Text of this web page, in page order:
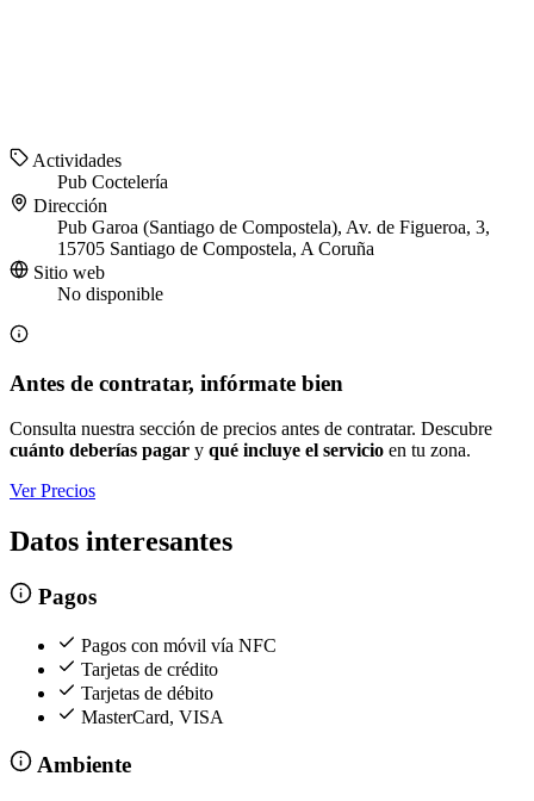
Actividades
Pub Coctelería
Dirección
Pub Garoa (Santiago de Compostela), Av. de Figueroa, 3,
15705 Santiago de Compostela, A Coruña
Sitio web
No disponible
Antes de contratar, infórmate bien
Consulta nuestra sección de precios antes de contratar. Descubre
cuánto deberías pagar y qué incluye el servicio en tu zona.
Ver Precios
Datos interesantes
Pagos
Pagos con móvil vía NFC
Tarjetas de crédito
Tarjetas de débito
MasterCard, VISA
Ambiente